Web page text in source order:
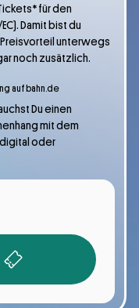
für den
Damit bist du
unterwegs
noch zusätzlich.
auf bahn.de
Du einen
mit dem
(digital oder